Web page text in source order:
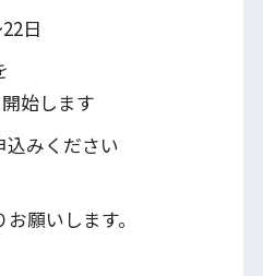
日
始します
込みください
願いします。